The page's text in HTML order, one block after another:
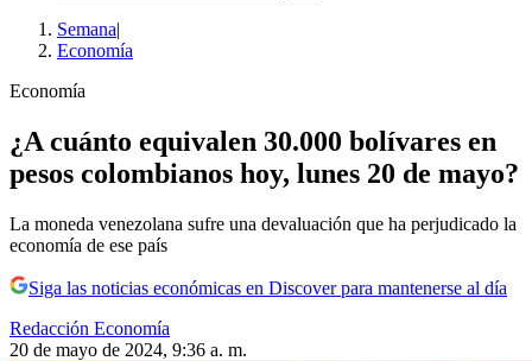
Semana|
Economía
Economía
¿A cuánto equivalen 30.000 bolívares en
pesos colombianos hoy, lunes 20 de mayo?
La moneda venezolana sufre una devaluación que ha perjudicado la
economía de ese país
Siga las noticias económicas en Discover para mantenerse al día
Redacción Economía
20 de mayo de 2024, 9:36 a. m.